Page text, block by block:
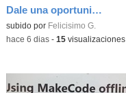
Dale una oportunidad a los Chromebooks y utiliza un proyector para realizar talleres si no tienes pantallas táctiles
Contenido educativo.
subido por Felicisimo G.
-hace 6 dias- 15visualizaciones